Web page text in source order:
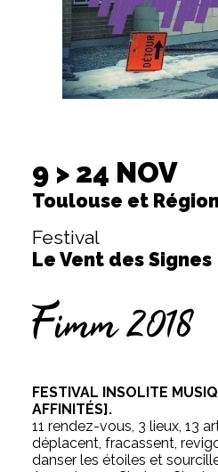
9 > 24 NOV
Toulouse et
Festival
Le Vent des Signes
Fimm 2018
FESTIVAL INSOLITE
AFFINITÉS].
11 rendez-vous, 3 lieux, 13
déplacent, fracassent,
danser les étoiles et